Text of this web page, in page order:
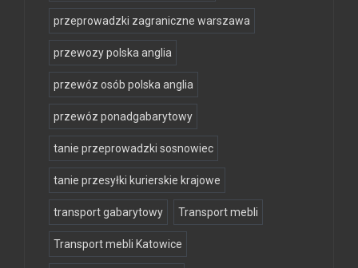
przeprowadzki zagraniczne warszawa
przewozy polska anglia
przewóz osób polska anglia
przewóz ponadgabarytowy
tanie przeprowadzki sosnowiec
tanie przesyłki kurierskie krajowe
transport gabarytowy Transport mebli
Transport mebli Katowice